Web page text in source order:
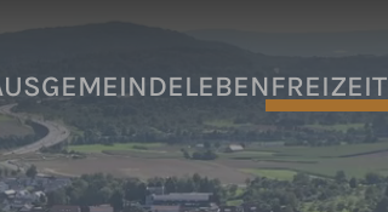
GEMEINDELEBENFREIZEIT